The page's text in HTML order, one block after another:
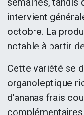
semaines, tandis
intervient
octobre. La
notable à partir
Cette variété se
organoleptique
d’ananas frais